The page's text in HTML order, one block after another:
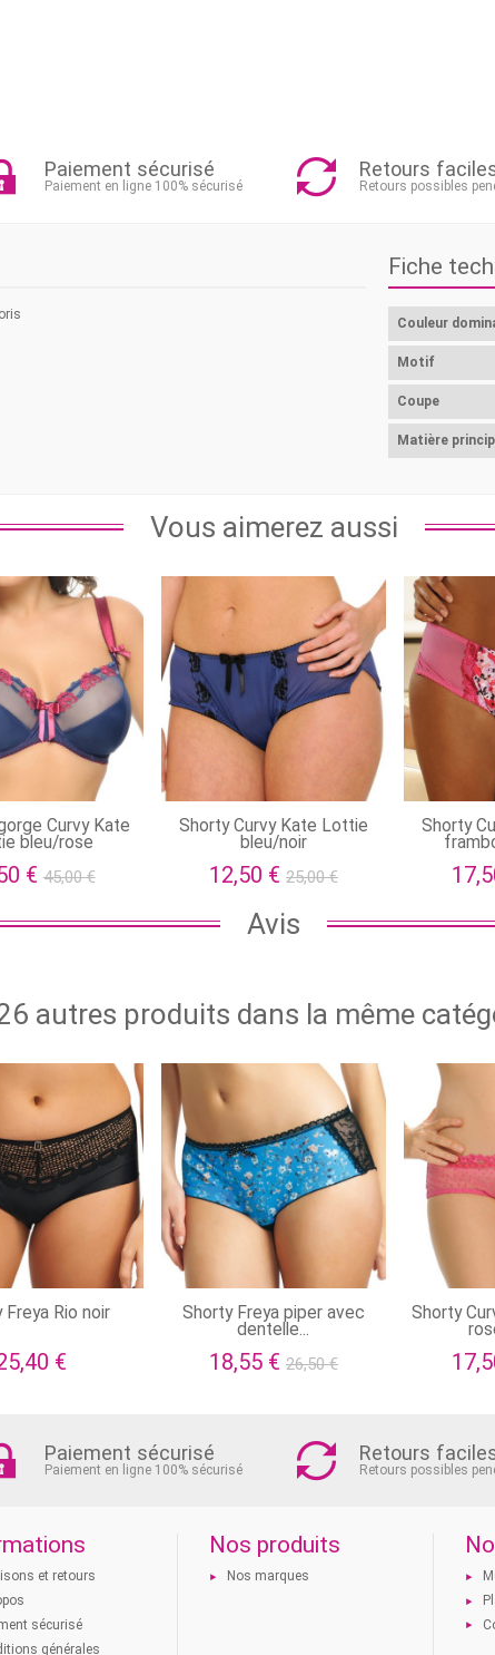
Paiement sécurisé
Paiement en ligne 100% sécurisé
Retours
Retours possibles
Fiche
Couleur
Motif
Coupe
Matière
Vous aimerez aussi
Curvy Kate
bleu/rose
€45,00 €
Shorty Curvy Kate Lottie
bleu/noir
12,50 € 25,00 €
Shorty
Avis
autres produits dans la même
Freya Rio noir
€
Shorty Freya piper avec
dentelle...
18,55 € 26,50 €
Shorty
Paiement sécurisé
Paiement en ligne 100% sécurisé
Retours
Retours possibles
et retours
sécurisé
générales
Nos produits
Nos marques